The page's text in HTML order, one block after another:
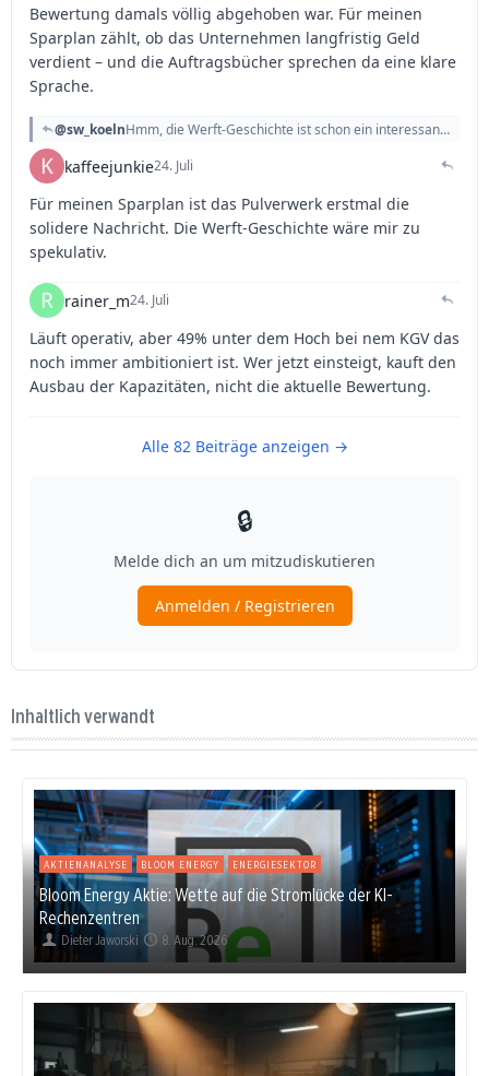
Inhaltlich verwandt
AKTIENANALYSE BLOOM ENERGY ENERGIESEKTOR
Bloom Energy Aktie: Wette auf die Stromlücke der KI-
Rechenzentren
Dieter Jaworski 8. Aug. 2026